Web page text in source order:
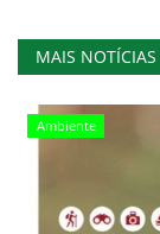
MAIS NOTÍCIAS
Cultura